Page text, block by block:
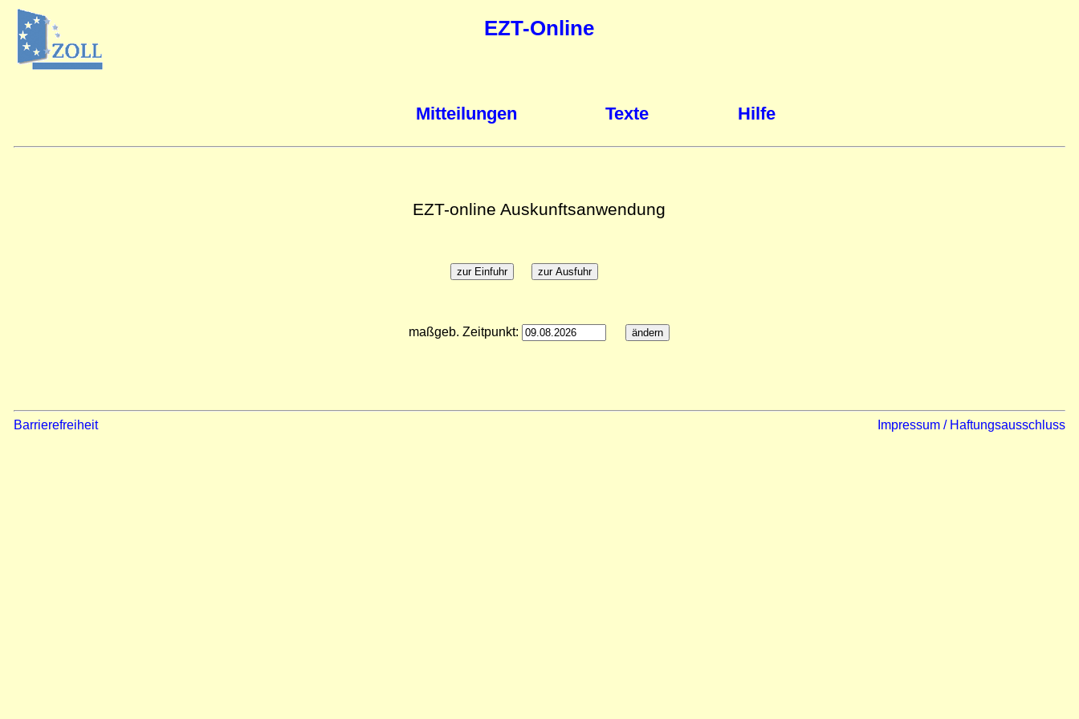
EZT-Online
Mitteilungen Texte Hilfe
EZT-online Auskunftsanwendung
maßgeb. Zeitpunkt:
Barrierefreiheit Impressum / Haftungsausschluss